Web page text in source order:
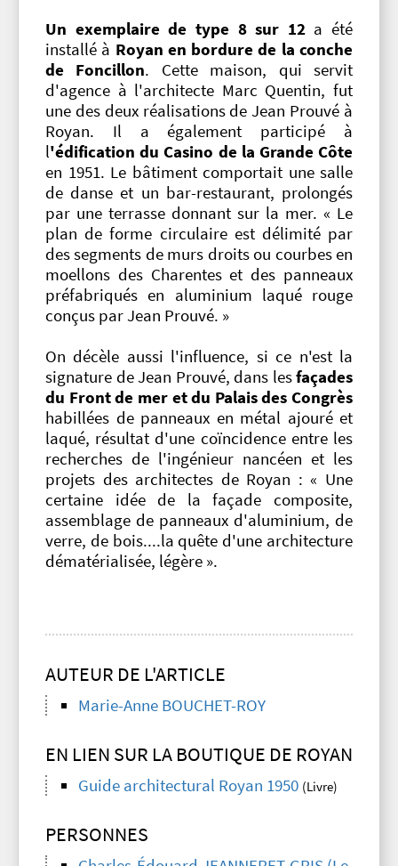
Un exemplaire de type 8 sur 12a été
installé à Royan en bordure de la conche
de Foncillon. Cette maison, qui servit
d'agence à l'architecte Marc Quentin, fut
une des deux réalisations de Jean Prouvé à
Royan. Il a également participé à
l'édification du Casino de la Grande Côte
en 1951. Le bâtiment comportait une salle
de danse et un bar-restaurant, prolongés
par une terrasse donnant sur la mer. « Le
plan de forme circulaire est délimité par
des segments de murs droits ou courbes en
moellons des Charentes et des panneaux
préfabriqués en aluminium laqué rouge
conçus par Jean Prouvé. »
On décèle aussi l'influence, si ce n'est la
signature de Jean Prouvé, dans lesfaçades
du Front de mer et du Palais des Congrès
habillées de panneaux en métal ajouré et
laqué, résultat d'une coïncidence entre les
recherches de l'ingénieur nancéen et les
projets des architectes de Royan : « Une
certaine idée de la façade composite,
assemblage de panneaux d'aluminium, de
verre, de bois....la quête d'une architecture
dématérialisée, légère ».
AUTEUR DE L'ARTICLE
Marie-Anne BOUCHET-ROY
EN LIEN SUR LA BOUTIQUE DE ROYAN
Guide architectural Royan 1950 (Livre)
PERSONNES